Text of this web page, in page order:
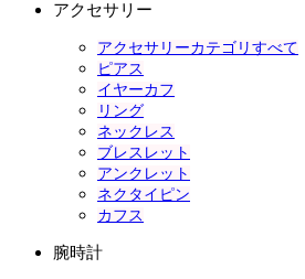
アクセサリー
アクセサリーカテゴリすべて
ピアス
イヤーカフ
リング
ネックレス
ブレスレット
アンクレット
ネクタイピン
カフス
腕時計